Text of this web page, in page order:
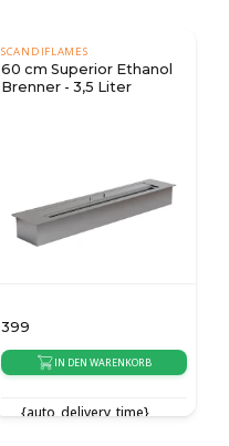
SCANDIFLAMES
60 cm Superior Ethanol
Brenner - 3,5 Liter
399
IN DEN WARENKORB
{auto_delivery_time}